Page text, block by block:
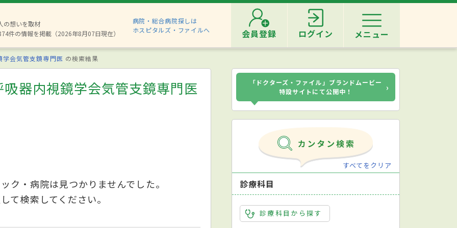
の想いを取材
件の情報を掲載（2026年8月07日現在）
病院・総合病院探しは
ホスピタルズ・ファイルへ
会員登録 ログイン メニュー
学会気管支鏡専門医 の検索結果
器内視鏡学会気管支鏡専門医
ク・病院は見つかりませんでした。
て検索してください。
「ドクターズ・ファイル」ブランドムービー
特設サイトにて公開中！
›
すべてをクリア
診療科目
診療科目から探す